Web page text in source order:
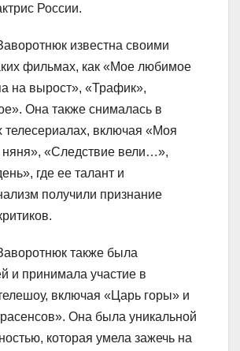
России.
известна своими
фильмах, как «Мое любимое
на вырост», «Трафик»,
Она также снималась в
телесериалах, включая «Моя
няня», «Следствие вели…»,
где ее талант и
получили признание
также была
и принимала участие в
включая «Царь горы» и
Она была уникальной
которая умела зажечь на